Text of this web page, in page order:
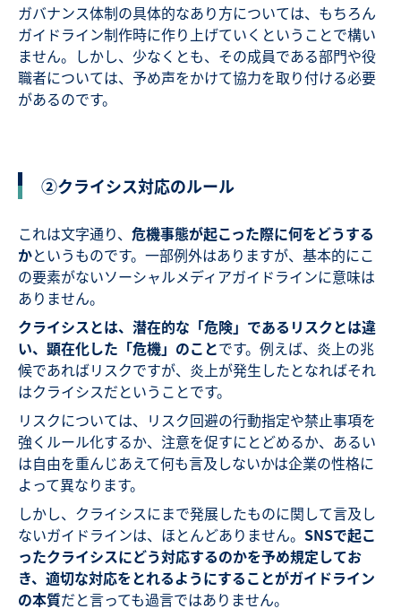
ガバナンス体制の具体的なあり方については、もちろん
ガイドライン制作時に作り上げていくということで構い
ません。しかし、少なくとも、その成員である部門や役
職者については、予め声をかけて協力を取り付ける必要
があるのです。
②クライシス対応のルール
これは文字通り、 危機事態が起こった際に何をどうする
かというものです。一部例外はありますが、基本的にこ
の要素がないソーシャルメディアガイドラインに意味は
ありません。
クライシスとは、潜在的な「危険」であるリスクとは違
い、顕在化した「危機」のことです。例えば、炎上の兆
候であればリスクですが、炎上が発生したとなればそれ
はクライシスだということです。
リスクについては、リスク回避の行動指定や禁止事項を
強くルール化するか、注意を促すにとどめるか、あるい
は自由を重んじあえて何も言及しないかは企業の性格に
よって異なります。
しかし、クライシスにまで発展したものに関して言及し
ないガイドラインは、ほとんどありません。 SNSで起こ
ったクライシスにどう対応するのかを予め規定してお
き、適切な対応をとれるようにすることがガイドライン
の本質だと言っても過言ではありません。